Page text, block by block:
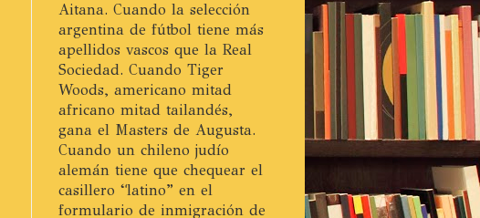
Aitana. Cuando la selección
argentina de fútbol tiene más
apellidos vascos que la Real
Sociedad. Cuando Tiger
Woods, americano mitad
africano mitad tailandés,
gana el Masters de Augusta.
Cuando un chileno judío
alemán tiene que chequear el
casillero “latino” en el
formulario de inmigración de